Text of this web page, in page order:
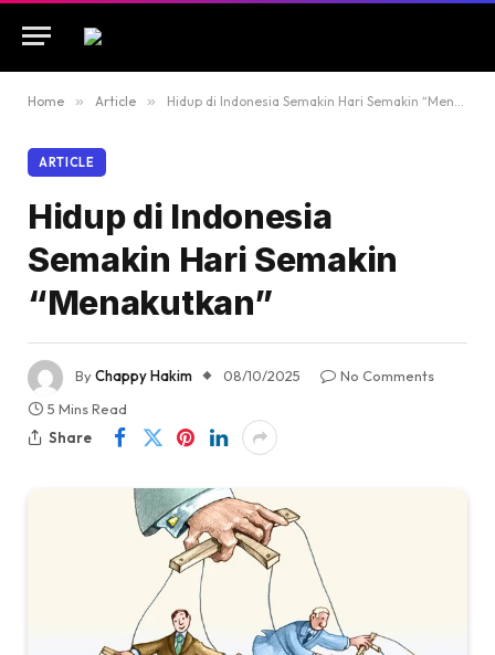
Home » Article » Hidup di Indonesia Semakin Hari Semakin “Menakutkan”
ARTICLE
Hidup di Indonesia
Semakin Hari Semakin
“Menakutkan”
ByChappy Hakim 08/10/2025
No Comments
5 Mins Read
Share